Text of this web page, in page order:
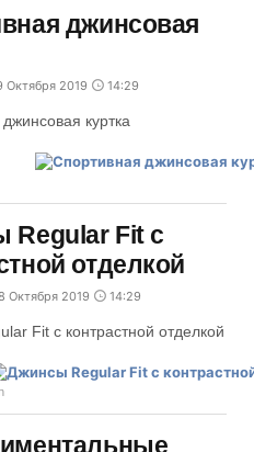
джинсовая
Октября 2019 14:29
куртка
Regular Fit с
отделкой
Октября 2019 14:29
Fit с контрастной отделкой